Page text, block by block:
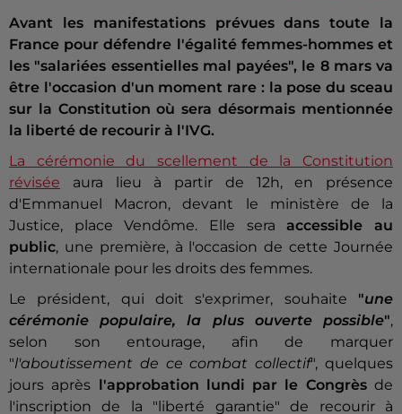
Avant les manifestations prévues dans toute la
France pour défendre l'égalité femmes-hommes et
les "salariées essentielles mal payées", le 8 mars va
être l'occasion d'un moment rare : la pose du sceau
sur la Constitution où sera désormais mentionnée
la liberté de recourir à l'IVG.
La cérémonie du scellement de la Constitution
révisée aura lieu à partir de 12h, en présence
d'Emmanuel Macron, devant le ministère de la
Justice, place Vendôme. Elle sera accessible au
public, une première, à l'occasion de cette Journée
internationale pour les droits des femmes.
Le président, qui doit s'exprimer, souhaite "une
cérémonie populaire, la plus ouverte possible",
selon son entourage, afin de marquer
"l'aboutissement de ce combat collectif", quelques
jours après
l'approbation lundi par le Congrèsde
l'inscription de la "liberté garantie" de recourir à